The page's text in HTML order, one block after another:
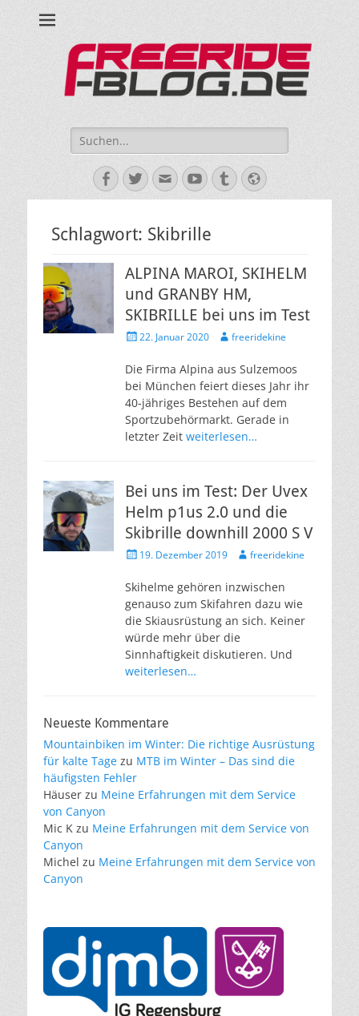
Suche
nach:
Facebook
Twitter
E-
Mail
YouTube
TumblrWebsite
Schlagwort: Skibrille
ALPINA MAROI, SKIHELM
und GRANBY HM,
SKIBRILLE bei uns im Test
Veröffentlicht
22. Januar 2020 Autorfreeridekine
Die Firma Alpina aus Sulzemoos
bei München feiert dieses Jahr ihr
40-jähriges Bestehen auf dem
Sportzubehörmarkt. Gerade in
letzter Zeit weiterlesen…
Bei uns im Test: Der Uvex
Helm p1us 2.0 und die
Skibrille downhill 2000 S V
Veröffentlicht
19. Dezember 2019 Autorfreeridekine
Skihelme gehören inzwischen
genauso zum Skifahren dazu wie
die Skiausrüstung an sich. Keiner
würde mehr über die
Sinnhaftigkeit diskutieren. Und
weiterlesen…
Neueste Kommentare
Mountainbiken im Winter: Die richtige Ausrüstung
für kalte Tage zu MTB im Winter – Das sind die
häufigsten Fehler
Häuser zu Meine Erfahrungen mit dem Service
von Canyon
Mic K zu Meine Erfahrungen mit dem Service von
Canyon
Michel zu Meine Erfahrungen mit dem Service von
Canyon